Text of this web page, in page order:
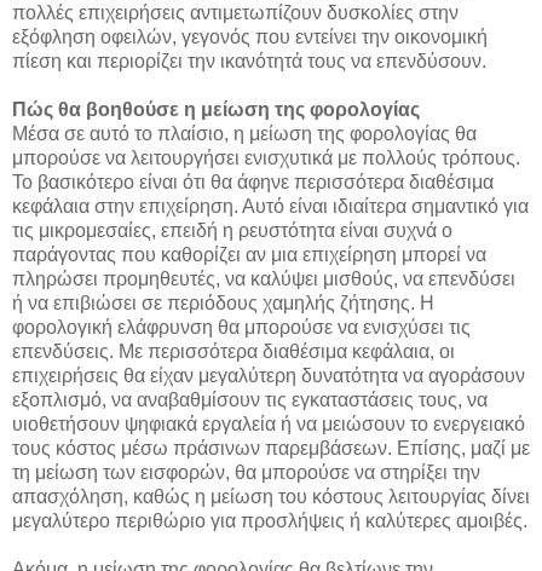
πολλές επιχειρήσεις αντιμετωπίζουν δυσκολίες στην
εξόφληση οφειλών, γεγονός που εντείνει την οικονομική
πίεση και περιορίζει την ικανότητά τους να επενδύσουν.
Πώς θα βοηθούσε η μείωση της φορολογίας
Μέσα σε αυτό το πλαίσιο, η μείωση της φορολογίας θα
μπορούσε να λειτουργήσει ενισχυτικά με πολλούς τρόπους.
Το βασικότερο είναι ότι θα άφηνε περισσότερα διαθέσιμα
κεφάλαια στην επιχείρηση. Αυτό είναι ιδιαίτερα σημαντικό για
τις μικρομεσαίες, επειδή η ρευστότητα είναι συχνά ο
παράγοντας που καθορίζει αν μια επιχείρηση μπορεί να
πληρώσει προμηθευτές, να καλύψει μισθούς, να επενδύσει
ή να επιβιώσει σε περιόδους χαμηλής ζήτησης. Η
φορολογική ελάφρυνση θα μπορούσε να ενισχύσει τις
επενδύσεις. Με περισσότερα διαθέσιμα κεφάλαια, οι
επιχειρήσεις θα είχαν μεγαλύτερη δυνατότητα να αγοράσουν
εξοπλισμό, να αναβαθμίσουν τις εγκαταστάσεις τους, να
υιοθετήσουν ψηφιακά εργαλεία ή να μειώσουν το ενεργειακό
τους κόστος μέσω πράσινων παρεμβάσεων. Επίσης, μαζί με
τη μείωση των εισφορών, θα μπορούσε να στηρίξει την
απασχόληση, καθώς η μείωση του κόστους λειτουργίας δίνει
μεγαλύτερο περιθώριο για προσλήψεις ή καλύτερες αμοιβές.